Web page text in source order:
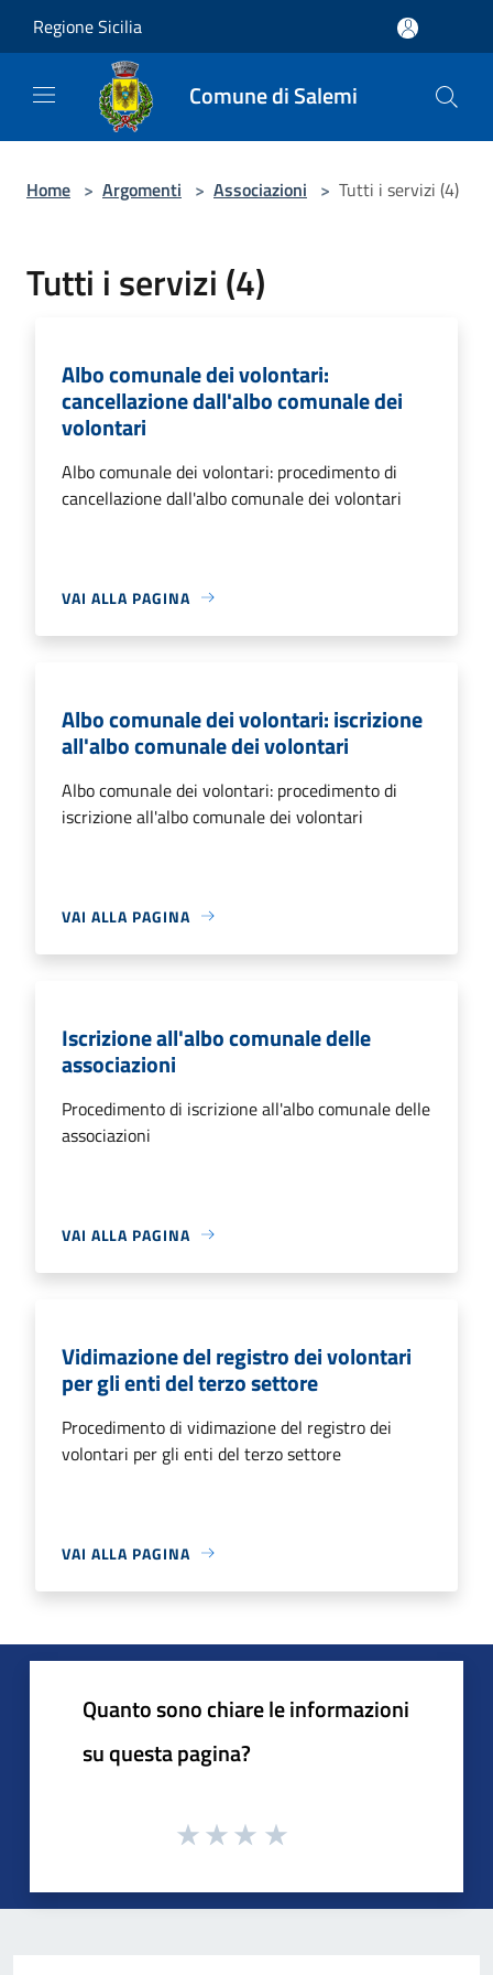
Regione Sicilia
Comune di Salemi
Home > Argomenti > Associazioni > Tutti i servizi (4)
Tutti i servizi (4)
Albo comunale dei volontari:
cancellazione dall'albo comunale dei
volontari
Albo comunale dei volontari: procedimento di
cancellazione dall'albo comunale dei volontari
VAI ALLA PAGINA
Albo comunale dei volontari: iscrizione
all'albo comunale dei volontari
Albo comunale dei volontari: procedimento di
iscrizione all'albo comunale dei volontari
VAI ALLA PAGINA
Iscrizione all'albo comunale delle
associazioni
Procedimento di iscrizione all'albo comunale delle
associazioni
VAI ALLA PAGINA
Vidimazione del registro dei volontari
per gli enti del terzo settore
Procedimento di vidimazione del registro dei
volontari per gli enti del terzo settore
VAI ALLA PAGINA
Quanto sono chiare le informazioni
su questa pagina?